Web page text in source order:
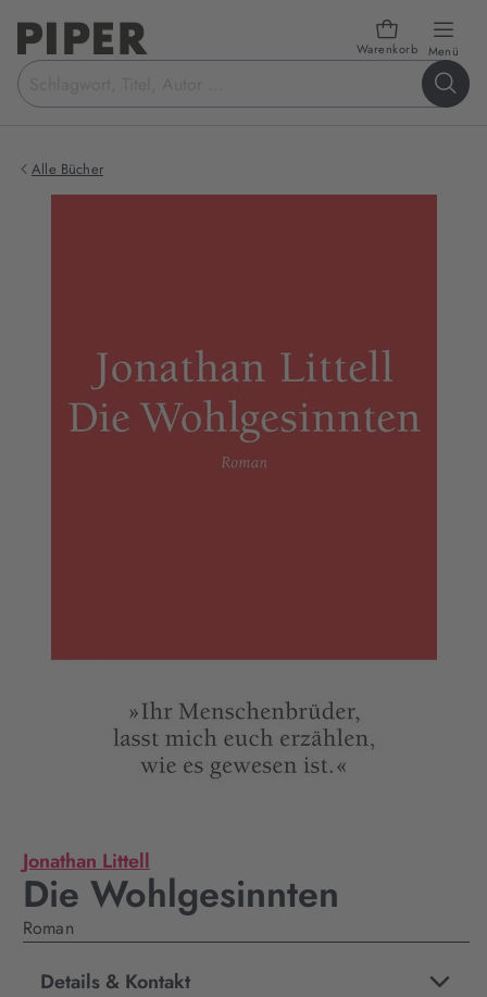
Warenkorb Menü
Suchbegriff
eingeben
Alle Bücher
Jonathan Littell
Die Wohlgesinnten
Roman
Details & Kontakt